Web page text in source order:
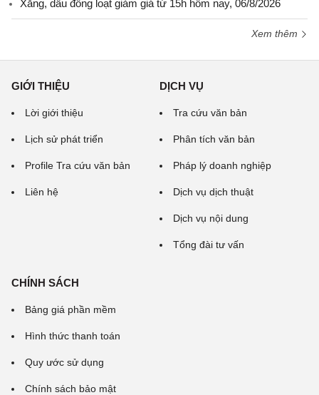
Xăng, dầu đồng loạt giảm giá từ 15h hôm nay, 06/8/2026
Xem thêm
GIỚI THIỆU
Lời giới thiệu
Lịch sử phát triển
Profile Tra cứu văn bản
Liên hệ
DỊCH VỤ
Tra cứu văn bản
Phân tích văn bản
Pháp lý doanh nghiệp
Dịch vụ dịch thuật
Dịch vụ nội dung
Tổng đài tư vấn
CHÍNH SÁCH
Bảng giá phần mềm
Hình thức thanh toán
Quy ước sử dụng
Chính sách bảo mật